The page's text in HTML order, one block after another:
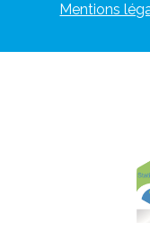
Mentions